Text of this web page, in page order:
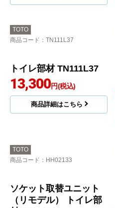
商品コード：HM913
11,299
TOTO